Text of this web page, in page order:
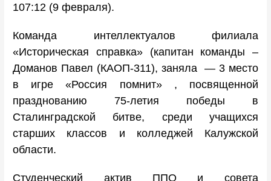
107:12 (9 февраля).
Команда интеллектуалов филиала
«Историческая справка» (капитан команды –
Доманов Павел (КАОП-311), заняла — 3 место
в игре «Россия помнит» , посвященной
празднованию 75-летия победы в
Сталинградской битве, среди учащихся
старших классов и колледжей Калужской
области.
Студенческий актив ППО и совета